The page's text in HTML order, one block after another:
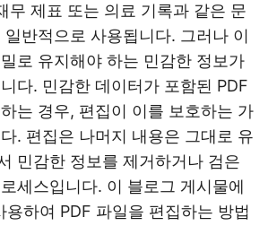
무 제표 또는 의료 기록과 같은 문
반적으로 사용됩니다. 그러나 이
로 유지해야 하는 민감한 정보가
다. 민감한 데이터가 포함된 PDF
는 경우, 편집이 이를 보호하는 가
. 편집은 나머지 내용은 그대로 유
민감한 정보를 제거하거나 검은
세스입니다. 이 블로그 게시물에
하여 PDF 파일을 편집하는 방법